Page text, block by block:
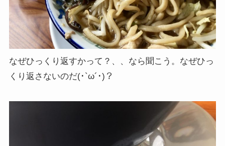
なぜひっくり返すかって？、、なら聞こう。なぜひっ
くり返さないのだ(･`ω´･)？